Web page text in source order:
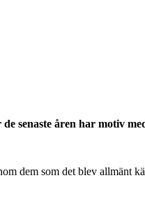
senaste åren har motiv
dem som det blev allmänt